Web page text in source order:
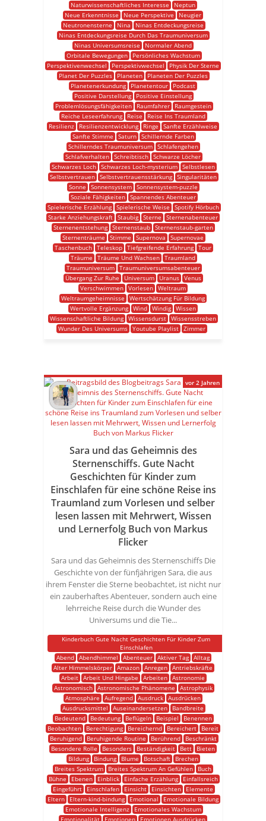
Naturwissenschaftliches Interesse
Neptun
Neue Erkenntnisse
Neue Perspektive
Neugier
Neutronensterne
Nina
Ninas Entdeckungsreise
Ninas Entdeckungsreise Durch Das Traumuniversum
Ninas Universumsreise
Normaler Abend
Orbitale Bewegungen
Persönliches Wachstum
Perspektivenwechsel
Perspektivwechsel
Physik Der Sterne
Planet Der Puzzles
Planeten
Planeten Der Puzzles
Planetenerkundung
Planetentour
Podcast
Positive Darstellung
Positive Einstellung
Problemlösungsfähigkeiten
Raumfahrer
Raumgestein
Reiche Leseerfahrung
Reise
Reise Ins Traumland
Resilienz
Resilienzentwicklung Ringe
Sanfte Erzählweise
Sanfte Stimme
Saturn
Schillernde Farben
Schillerndes Traumuniversum
Schlafengehen
Schlafverhalten Schreibtisch Schwarze Löcher
Schwarzes Loch
Schwarzes Loch-mysterium
Selbstlesen
Selbstvertrauen
Selbstvertrauensstärkung
Singularitäten
Sonne
Sonnensystem
Sonnensystem-puzzle
Soziale Fähigkeiten
Spannendes Abenteuer
Spielerische Erzählung
Spielerische Weise
Spotify Hörbuch
Starke Anziehungskraft Staubig Sterne
Sternenabenteuer
Sternenentstehung
Sternenstaub
Sternenstaub-garten
Sternenträume
Stimme Supernova
Supernovae
Taschenbuch Teleskop Tiefgreifende Erfahrung Tour
Träume
Träume Und Wachsen Traumland
Traumuniversum
Traumuniversumsabenteuer
Übergang Zur Ruhe
Universum Uranus
Venus
Verschwimmen Vorlesen Weltraum
Weltraumgeheimnisse
Wertschätzung Für Bildung
Wertvolle Ergänzung Wind Windig Wissen
Wissenschaftliche Bildung Wissensdurst Wissensstreben
Wunder Des Universums
Youtube Playlist Zimmer
Sara und das Geheimnis des
Sternenschiffs. Gute Nacht
Geschichten für Kinder zum
Einschlafen für eine schöne Reise ins
Traumland zum Vorlesen und selber
lesen lassen mit Mehrwert, Wissen
und Lernerfolg Buch von Markus
Flicker
Sara und das Geheimnis des Sternenschiffs Die
Geschichte von der fünfjährigen Sara, die aus
ihrem Fenster die Sterne beobachtet, ist nicht nur
ein zauberhaftes Abenteuer, sondern auch eine
lehrreiche Reise durch die Wunder des
Universums und die Tie...
Kinderbuch Gute Nacht Geschichten Für Kinder Zum
Einschlafen
Abend Abendhimmel Abenteuer Aktiver Tag Alltag
Alter Himmelskörper Amazon Anregen Antriebskräfte
Arbeit Arbeit Und Hingabe Arbeiten Astronomie
Astronomisch
Astronomische Phänomene
Astrophysik
Atmosphäre
Aufregend Ausdruck Ausdrücken
Ausdrucksmittel
Auseinandersetzen
Bandbreite
Bedeutend
Bedeutung Beflügeln Beispiel
Benennen
Beobachten
Berechtigung Bereichernd Bereichert
Bereit
Beruhigend
Beruhigende Routine Berührend
Beschränkt
Besondere Rolle
Besonders Beständigkeit Bett
Bieten
Bildung
Bindung Blume Botschaft
Brechen
Breites Spektrum
Breites Spektrum An Gefühlen
Buch
Bühne
Ebenen Einblick Einfache Erzählung
Einfallsreich
Eingeführt
Einschlafen Einsicht Einsichten
Elemente
Eltern
Eltern-kind-bindung Emotional
Emotionale Bildung
Emotionale Intelligenz
Emotionales Wachstum
Emotionalität
Emotionen Emotionen Ausdrücken
vor 2 Jahren